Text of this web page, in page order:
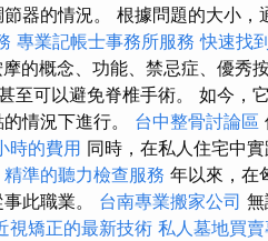
器的情況。 根據問題的大小
專業記帳士事務所服務 快速找
的概念、功能、禁忌症、優秀
至可以避免脊椎手術。 如今，
情況下進行。 台中整骨討論區
時的費用 同時，在私人住宅中
精準的聽力檢查服務 年以來，在
此職業。 台南專業搬家公司
視矯正的最新技術 私人墓地買